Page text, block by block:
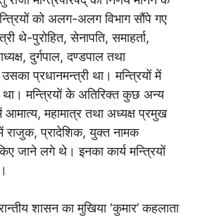
को अलग-अलग विभाग सौंपे गए
थे-पुरोहित, सेनापति, समाहर्ता,
दुर्गपाल, दण्डपाल तथा
प्रधानमन्त्री था। मन्त्रियों में
था। मन्त्रियों के अतिरिक्त कुछ अन्य
महामात्र तथा अध्यक्ष प्रमुख
प्रादेशिक, युक्त नामक
जाने लगे थे। इनका कार्य मन्त्रियों
शासन का मुखिया ‘कुमार’ कहलाता